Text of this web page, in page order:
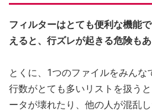
フィルターはとても便利な機能
えると、行ズレが起きる危険もあ
とくに、1つのファイルをみんな
行数がとても多いリストを扱う
ータが壊れたり、他の人が混乱